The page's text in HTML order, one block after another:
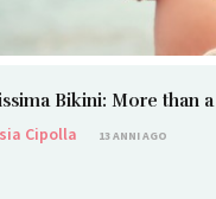
Bikini: More than
Cipolla
13 ANNI AGO